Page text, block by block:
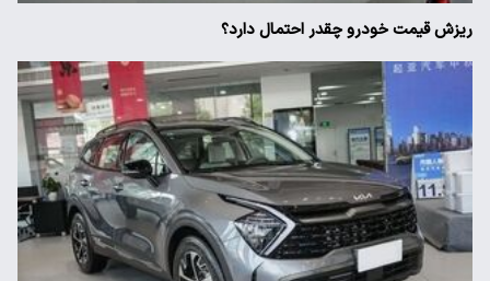
ریزش قیمت خودرو چقدر احتمال دارد؟